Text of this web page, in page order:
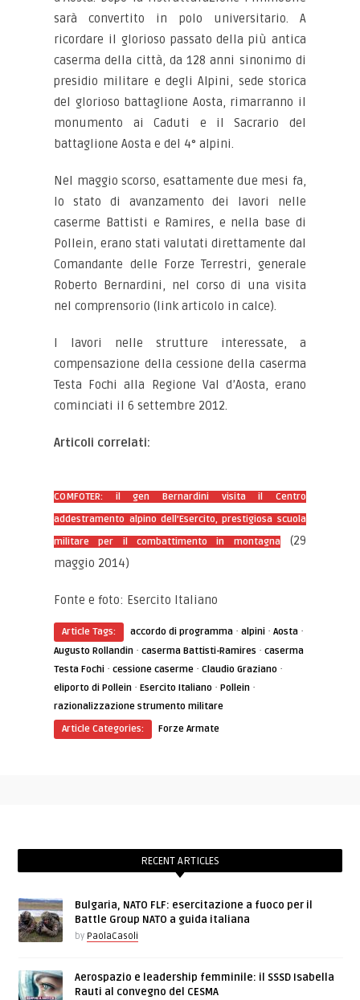
sarà convertito in polo universitario. A
ricordare il glorioso passato della più antica
caserma della città, da 128 anni sinonimo di
presidio militare e degli Alpini, sede storica
del glorioso battaglione Aosta, rimarranno il
monumento ai Caduti e il Sacrario del
battaglione Aosta e del 4° alpini.
Nel maggio scorso, esattamente due mesi fa,
lo stato di avanzamento dei lavori nelle
caserme Battisti e Ramires, e nella base di
Pollein, erano stati valutati direttamente dal
Comandante delle Forze Terrestri, generale
Roberto Bernardini, nel corso di una visita
nel comprensorio (link articolo in calce).
I lavori nelle strutture interessate, a
compensazione della cessione della caserma
Testa Fochi alla Regione Val d’Aosta, erano
cominciati il 6 settembre 2012.
Articoli correlati:
COMFOTER: il gen Bernardini visita il Centro
addestramento alpino dell’Esercito, prestigiosa scuola
militare per il combattimento in montagna
(29
maggio 2014)
Fonte e foto: Esercito Italiano
Article Tags: accordo di programma ·alpini ·Aosta ·
Augusto Rollandin ·caserma Battisti-Ramires ·caserma
Testa Fochi ·cessione caserme ·Claudio Graziano ·
eliporto di Pollein ·Esercito Italiano ·Pollein ·
razionalizzazione strumento militare
Article Categories:
Forze Armate
RECENT ARTICLES
Bulgaria, NATO FLF: esercitazione a fuoco per il
Battle Group NATO a guida italiana
by PaolaCasoli
Aerospazio e leadership femminile: il SSSD Isabella
Rauti al convegno del CESMA